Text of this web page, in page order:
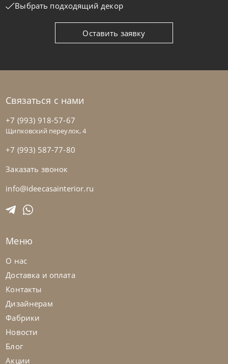
на выбор на выбор
Nicoline
Диван Astedio
Выбрать подходящий декор
Оставить заявку
Связаться с нами
+7 (993) 918-57-67
Щипковский переулок, 4
+7 (993) 587-77-80
Заказать звонок
info@ideecasainterior.ru
Меню
О нас
Доставка и оплата
Контакты
Дизайнерам
Фабрики
Новости
Блог
Акции